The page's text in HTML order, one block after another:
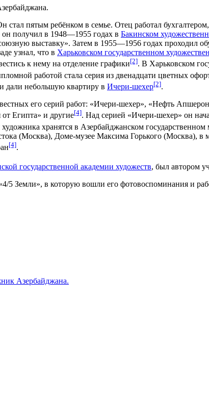
стал пятым ребёнком в семье. Отец работал
он получил в 1948—1955 годах в Бакинском
выставку». Затем в 1955—1956 годах проходил
узнал, что в Харьковском государственном
к нему на отделение графики[2]. В Харьковском
работой стала серия из двенадцати цветных
дали небольшую квартиру в Ичери-шехер[2].
его серий работ: «Ичери-шехер», «Нефть
Египта» и другие[4]. Над серией «Ичери-шехер» он
хранятся в Азербайджанском государственном
(Москва), Доме-музее Максима Горького (Москва), в
[4].
государственной академии художеств, был автором
5 Земли», в которую вошли его фотовоспоминания и
Азербайджана.